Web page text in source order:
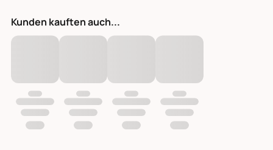
Kunden kauften auch...